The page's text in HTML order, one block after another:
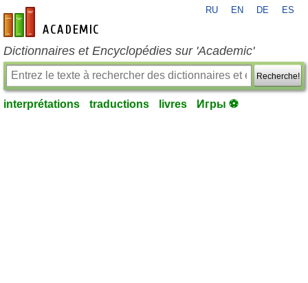
fr-academic.com
RU EN DE ES
Dictionnaires et Encyclopédies sur 'Academic'
Recherche!
interprétations traductions livres Игры ⚽